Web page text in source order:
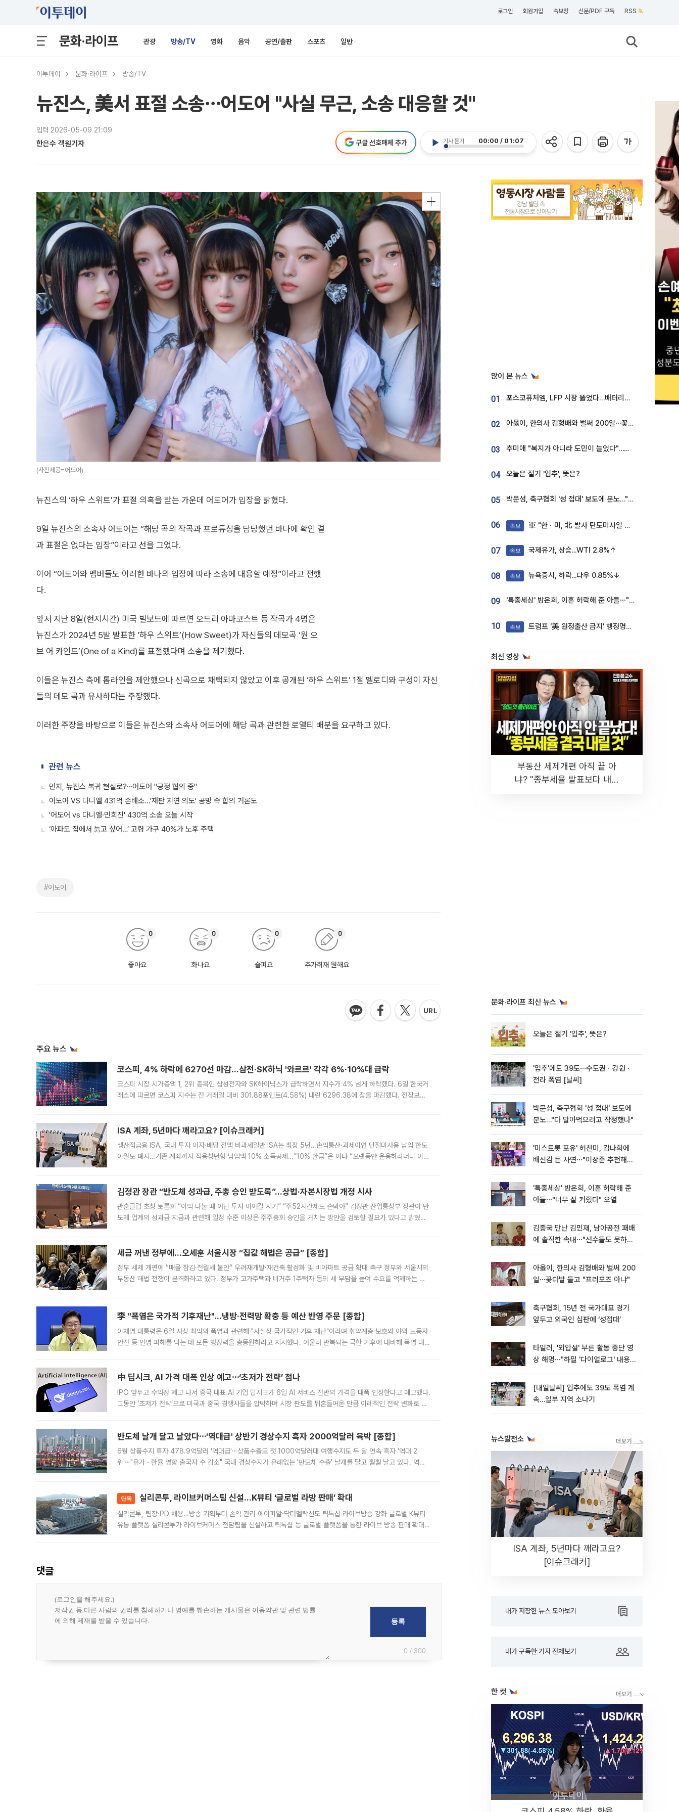
로그인 회원가입 속보창 신문/PDF 구독 RSS
문화·라이프 관광 방송/TV 영화 음악 공연/출판 스포츠 일반
이투데이 문화·라이프 방송/TV
뉴진스, 美서 표절 소송⋯어도어 "사실 무근, 소송 대응할 것"
입력 2026-05-09 21:09
한은수 객원기자 기사 듣기 00:00 / 01:07
구글 선호매체 추가
(사진제공=어도어)
뉴진스의 ‘하우 스위트’가 표절 의혹을 받는 가운데 어도어가 입장을 밝혔다.
9일 뉴진스의 소속사 어도어는 “해당 곡의 작곡과 프로듀싱을 담당했던 바나에 확인 결
과 표절은 없다는 입장”이라고 선을 그었다.
이어 “어도어와 멤버들도 이러한 바나의 입장에 따라 소송에 대응할 예정”이라고 전했
다.
앞서 지난 8일(현지시간) 미국 빌보드에 따르면 오드리 아마코스트 등 작곡가 4명은
뉴진스가 2024년 5발 발표한 ‘하우 스위트’(How Sweet)가 자신들의 데모곡 ‘원 오
브 어 카인드’(One of a Kind)를 표절했다며 소송을 제기했다.
이들은 뉴진스 측에 톱라인을 제안했으나 신곡으로 채택되지 않았고 이후 공개된 ‘하우 스위트’ 1절 멜로디와 구성이 자신
들의 데모 곡과 유사하다는 주장했다.
이러한 주장을 바탕으로 이들은 뉴진스와 소속사 어도어에 해당 곡과 관련한 로열티 배분을 요구하고 있다.
관련 뉴스
민지, 뉴진스 복귀 현실로?⋯어도어 "긍정 협의 중"
어도어 VS 다니엘 431억 손배소...'재판 지연 의도' 공방 속 합의 거론도
'어도어 vs 다니엘·민희진' 430억 소송 오늘 시작
‘아파도 집에서 늙고 싶어…’ 고령 가구 40%가 노후 주택
#어도어
좋아요
0
화나요
0
슬퍼요
0
추가취재 원해요
0
주요 뉴스
코스피, 4% 하락에 6270선 마감…삼전·SK하닉 '와르르' 각각 6%·10%대 급락
코스피 시장 시가총액 1, 2위 종목인 삼성전자와 SK하이닉스가 급락하면서 지수가 4% 넘게 하락했다. 6일 한국거
래소에 따르면 코스피 지수는 전 거래일 대비 301.88포인트(4.58%) 내린 6296.38에 장을 마감했다. 전장보다
ISA 계좌, 5년마다 깨라고요? [이슈크래커]
생산적금융 ISA, 국내 투자 이자·배당 전액 비과세일반 ISA는 최장 5년…손익통산·과세이연 단절미사용 납입 한도
이월도 폐지…기존 계좌까지 적용청년형 납입액 10% 소득공제…“10% 환급”은 아냐 “오랫동안 운용하라더니 이제
김정관 장관 “반도체 성과급, 주총 승인 받도록”…상법·자본시장법 개정 시사
관훈클럽 초청 토론회 “이익 나눌 때 아닌 투자 이어갈 시기” “주52시간제도 손봐야” 김정관 산업통상부 장관이 반
도체 업계의 성과급 지급과 관련해 일정 수준 이상은 주주총회 승인을 거치는 방안을 검토할 필요가 있다고 밝혔다.
세금 꺼낸 정부에…오세훈 서울시장 “집값 해법은 공급” [종합]
정부 세제 개편에 “매물 잠김·전월세 불안” 우려재개발·재건축 활성화 및 비아파트 공급 확대 촉구 정부와 서울시의
부동산 해법 전쟁이 본격화하고 있다. 정부가 고가주택과 비거주 1주택자 등의 세 부담을 높여 수요를 억제하는 카
李 "폭염은 국가적 기후재난"…냉방·전력망 확충 등 예산 반영 주문 [종합]
이재명 대통령은 6일 사상 최악의 폭염과 관련해 "사실상 국가적인 기후 재난"이라며 취약계층 보호와 야외 노동자
안전 등 인명 피해를 막는 데 모든 행정력을 총동원하라고 지시했다. 아울러 반복되는 극한 기후에 대비해 폭염 대응
中 딥시크, AI 가격 대폭 인상 예고⋯‘초저가 전략’ 접나
IPO 앞두고 수익성 제고 나서 중국 대표 AI 기업 딥시크가 6일 AI 서비스 전반의 가격을 대폭 인상한다고 예고했다.
그동안 ‘초저가 전략’으로 미국과 중국 경쟁사들을 압박하며 시장 판도를 뒤흔들어온 만큼 이례적인 전략 변화로 평
반도체 날개 달고 날았다⋯'역대급' 상반기 경상수지 흑자 2000억달러 육박 [종합]
6월 상품수지 흑자 478.9억달러 '역대급'⋯상품수출도 첫 1000억달러대 여행수지도 두 달 연속 흑자 '역대 2
위'⋯"유가ㆍ환율 영향 출국자 수 감소" 국내 경상수지가 유례없는 '반도체 수출' 날개를 달고 훨훨 날고 있다. 역대
단독 실리콘투, 라이브커머스팀 신설…K뷰티 ‘글로벌 라방 판매’ 확대
실리콘투, 팀장·PD 채용…방송 기획부터 손익 관리 에이피알·닥터멜락신도 틱톡샵 라이브방송 강화 글로벌 K뷰티
유통 플랫폼 실리콘투가 라이브커머스 전담팀을 신설하고 틱톡샵 등 글로벌 플랫폼을 통한 라이브 방송 판매 확대에
댓글
0 / 300
많이 본 뉴스
01 포스코퓨처엠, LFP 시장 뚫었다…배터리사와 대규모 장기 공급 합의
02 아옳이, 한의사 김형배와 벌써 200일⋯꽃다발 들고 "프러포즈 아냐"
03 추미애 "복지가 아니라 도민이 늘었다"…재정난 책임론 정면돌파
04 오늘은 절기 '입추', 뜻은?
05 박문성, 축구협회 '성 접대' 보도에 분노…"다 말아먹으려고 작정했나"
06 속보 軍 "한ㆍ미, 北 발사 탄도미사일 제원 정밀분석 중"
07 속보 국제유가, 상승...WTI 2.8%↑
08 속보 뉴욕증시, 하락...다우 0.85%↓
09 '특종세상' 방은희, 이혼 허락해 준 아들⋯"너무 잘 커줬다" 오열
10 속보 트럼프 ‘美 원정출산 금지’ 행정명령 서명
최신 영상
부동산 세제개편 아직 끝 아
냐? "종부세율 발표보다 내릴
문화·라이프 최신 뉴스
오늘은 절기 '입추', 뜻은?
'입추'에도 39도⋯수도권ㆍ강원ㆍ
전라 폭염 [날씨]
박문성, 축구협회 '성 접대' 보도에
분노…"다 말아먹으려고 작정했나"
'미스트롯 포유' 허찬미, 김나희에
배신감 든 사연⋯"이상준 추천해주
'특종세상' 방은희, 이혼 허락해 준
아들⋯"너무 잘 커줬다" 오열
김종국 만난 김민재, 남아공전 패배
에 솔직한 속내⋯"선수들도 못하긴
아옳이, 한의사 김형배와 벌써 200
일⋯꽃다발 들고 "프러포즈 아냐"
축구협회, 15년 전 국가대표 경기
앞두고 외국인 심판에 ‘성접대’
타일러, '외압설' 부른 활동 중단 영
상 해명⋯"하필 '다이얼로그' 내용이
[내일날씨] 입추에도 39도 폭염 계
속…일부 지역 소나기
뉴스발전소
ISA 계좌, 5년마다 깨라고요?
[이슈크래커]
내가 저장한 뉴스 모아보기
내가 구독한 기자 전체보기
한 컷